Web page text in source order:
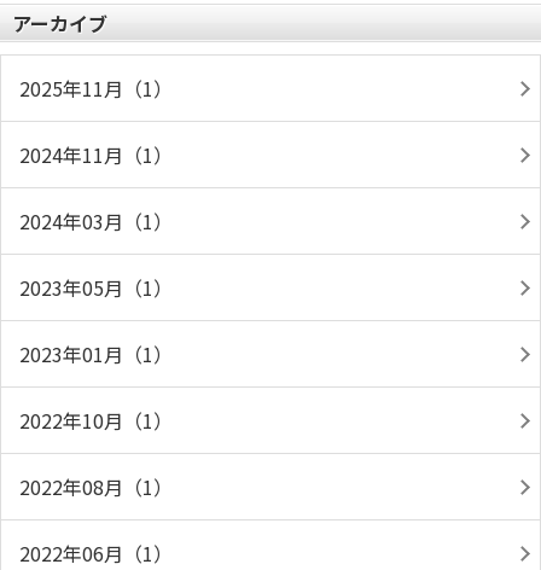
アーカイブ
2025年11月（1）
2024年11月（1）
2024年03月（1）
2023年05月（1）
2023年01月（1）
2022年10月（1）
2022年08月（1）
2022年06月（1）